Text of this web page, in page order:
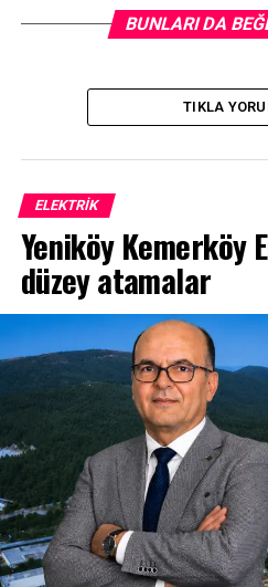
BUNLARI DA
TIKLA
ELEKTRİK
Yeniköy Kemerköy
düzey atamalar